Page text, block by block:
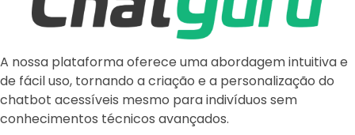
A nossa plataforma oferece uma abordagem intuitiva e
de fácil uso, tornando a criação e a personalização do
chatbot acessíveis mesmo para indivíduos sem
conhecimentos técnicos avançados.